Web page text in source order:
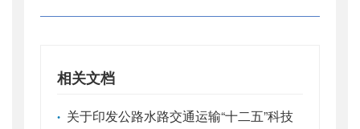
相关文档
• 关于印发公路水路交通运输“十二五”科技